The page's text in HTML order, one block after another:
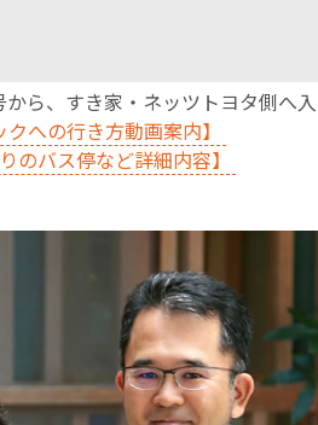
ら、すき家・ネッツトヨタ側へ入
クへの行き方動画案内】
のバス停など詳細内容】